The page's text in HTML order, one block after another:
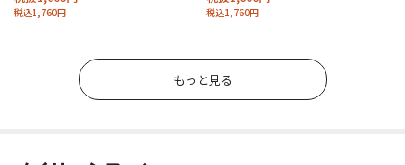
税込1,760円 税込1,760円
もっと見る